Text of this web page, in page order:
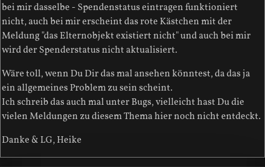
bei mir dasselbe - Spendenstatus eintragen funktioniert
nicht, auch bei mir erscheint das rote Kästchen mit der
Meldung "das Elternobjekt existiert nicht" und auch bei mir
wird der Spenderstatus nicht aktualisiert.
Wäre toll, wenn Du Dir das mal ansehen könntest, da das ja
ein allgemeines Problem zu sein scheint.
Ich schreib das auch mal unter Bugs, vielleicht hast Du die
vielen Meldungen zu diesem Thema hier noch nicht entdeckt.
Danke & LG, Heike